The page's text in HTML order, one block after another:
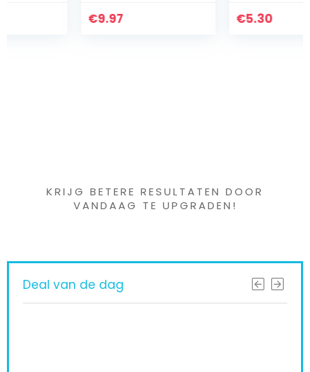
Verf Lijmen…
KRIJG BETERE RESULTATEN DOOR
VANDAAG TE UPGRADEN!
Deal van de dag